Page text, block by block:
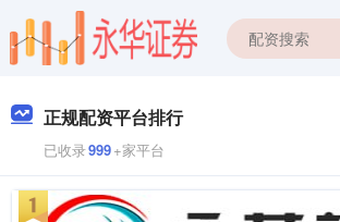
正规配资平台排行
已收录999+家平台